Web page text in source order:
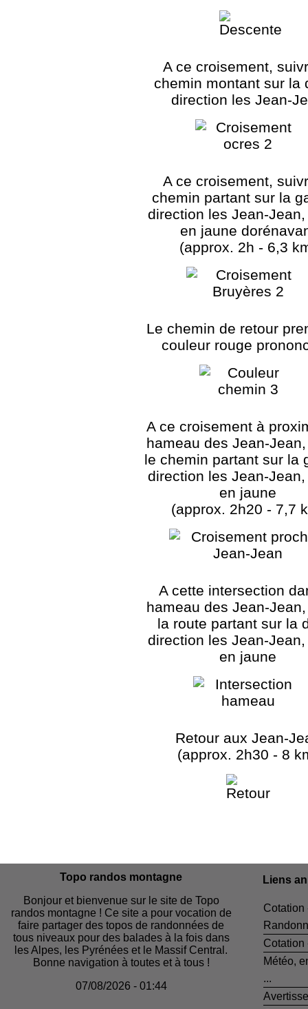
A ce croisement,
chemin montant sur la
direction les Jean-
A ce croisement,
chemin partant sur la
direction les Jean-
en jaune
(approx. 2h - 6,3
Le chemin de retour
couleur rouge
A ce croisement à
hameau des Jean-
le chemin partant sur la
direction les Jean-
en jaune
(approx. 2h20 - 7,7
A cette intersection
hameau des Jean-
la route partant sur la
direction les Jean-
en jaune
Retour aux Jean-
(approx. 2h30 - 8
Topo randos montagne
Bonjour et bienvenue sur le site de Topo
randos montagne ! Ce site a pour vocation de
faire partager des topos de randonnées de
tous niveaux pour des balades à la fois dans
les Alpes, les Pyrénées et le Massif Central.
Bonne navigation à toutes et à tous !
07/08/2026 - 01:44
Liens
Cotation
Cotation
Météo,
...